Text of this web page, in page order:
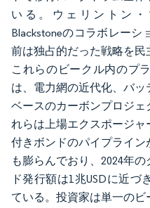
いる。ウェリントン・
Blackstoneのコラボレー
前は独占的だった戦略を民
これらのビークル内のプ
は、電力網の近代化、バ
ベースのカーボンプロジ
れらは上場エクスポージ
付きボンドのパイプライ
も膨らんでおり、2024年
ド発行額は1兆USDに近
ている。投資家は単一の